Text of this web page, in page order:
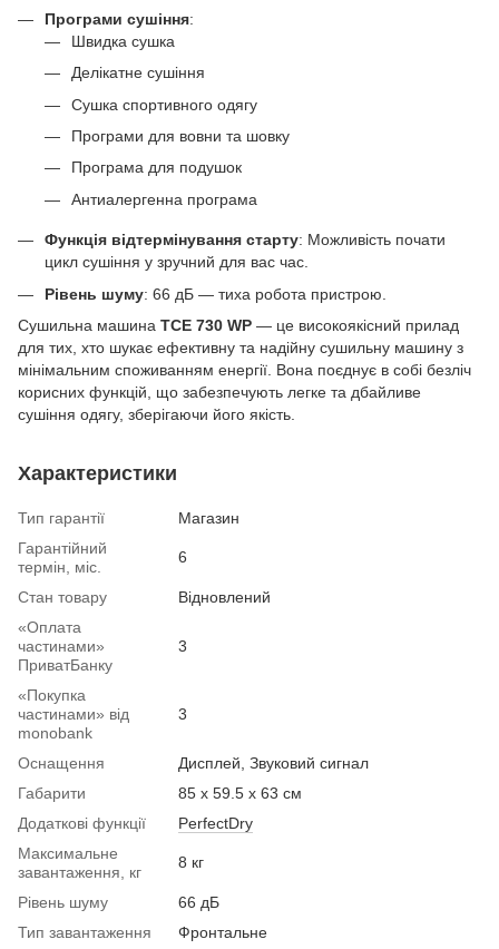
Програми сушіння:
Швидка сушка
Делікатне сушіння
Сушка спортивного одягу
Програми для вовни та шовку
Програма для подушок
Антиалергенна програма
Функція відтермінування старту: Можливість почати
цикл сушіння у зручний для вас час.
Рівень шуму: 66 дБ — тиха робота пристрою.
Сушильна машина TCE 730 WP — це високоякісний прилад
для тих, хто шукає ефективну та надійну сушильну машину з
мінімальним споживанням енергії. Вона поєднує в собі безліч
корисних функцій, що забезпечують легке та дбайливе
сушіння одягу, зберігаючи його якість.
Характеристики
Тип гарантії
Магазин
Гарантійний
термін, міс.
6
Стан товару
Вiдновлений
«Оплата
частинами»
ПриватБанку
3
«Покупка
частинами» від
monobank
3
Оснащення
Дисплей, Звуковий сигнал
Габарити
85 х 59.5 х 63 см
Додаткові функції
PerfectDry
Максимальне
завантаження, кг
8 кг
Рівень шуму
66 дБ
Тип завантаження
Фронтальне